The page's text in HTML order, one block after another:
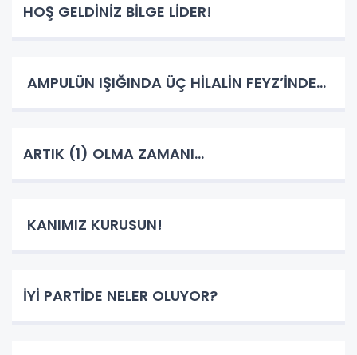
HOŞ GELDİNİZ BİLGE LİDER!
AMPULÜN IŞIĞINDA ÜÇ HİLALİN FEYZ’İNDE…
ARTIK (1) OLMA ZAMANI…
KANIMIZ KURUSUN!
İYİ PARTİDE NELER OLUYOR?